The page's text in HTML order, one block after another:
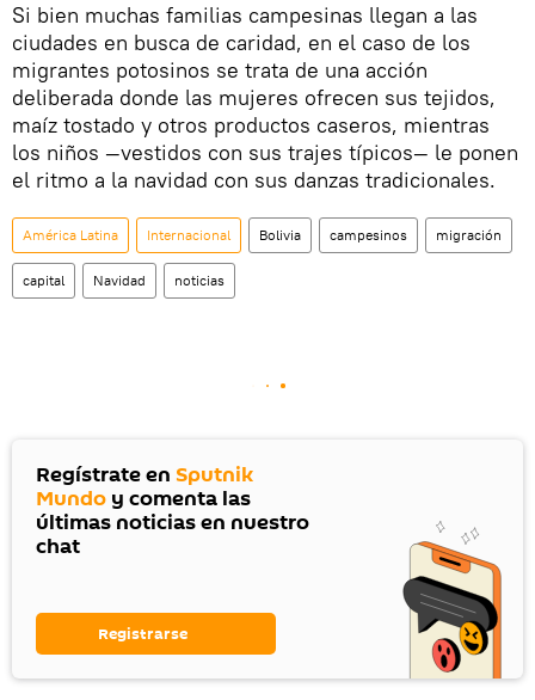
Si bien muchas familias campesinas llegan a las
ciudades en busca de caridad, en el caso de los
migrantes potosinos se trata de una acción
deliberada donde las mujeres ofrecen sus tejidos,
maíz tostado y otros productos caseros, mientras
los niños —vestidos con sus trajes típicos— le ponen
el ritmo a la navidad con sus danzas tradicionales.
América Latina Internacional Bolivia campesinos migración
capital Navidad noticias
Regístrate en Sputnik
Mundo y comenta las
últimas noticias en nuestro
chat
Registrarse